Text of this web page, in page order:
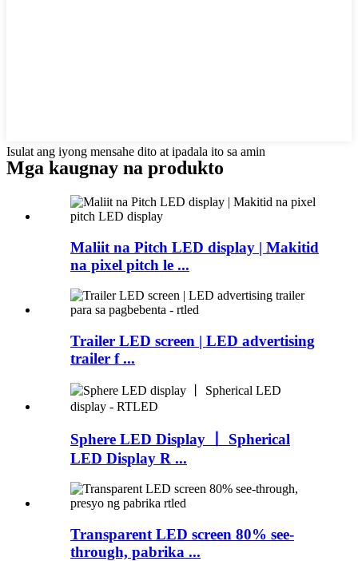
Isulat ang iyong mensahe dito at ipadala ito sa amin
Mga kaugnay na produkto
Maliit na Pitch LED display | Makitid
na pixel pitch le ...
Trailer LED screen | LED advertising
trailer f ...
Sphere LED Display 丨 Spherical
LED Display R ...
Transparent LED screen 80% see-
through, pabrika ...